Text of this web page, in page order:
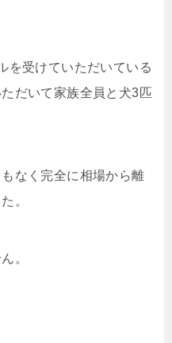
を受けていただいている
だいて家族全員と犬3匹
なく完全に相場から離
。
。